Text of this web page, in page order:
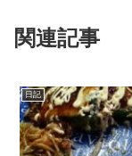
関連記事
日記